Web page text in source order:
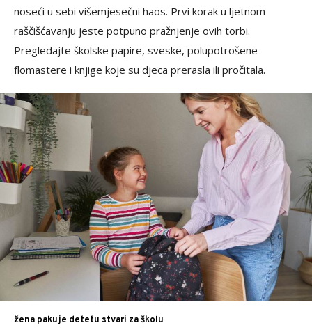
noseći u sebi višemjesečni haos. Prvi korak u ljetnom
raščišćavanju jeste potpuno pražnjenje ovih torbi.
Pregledajte školske papire, sveske, polupotrošene
flomastere i knjige koje su djeca prerasla ili pročitala.
žena pakuje detetu stvari za školu